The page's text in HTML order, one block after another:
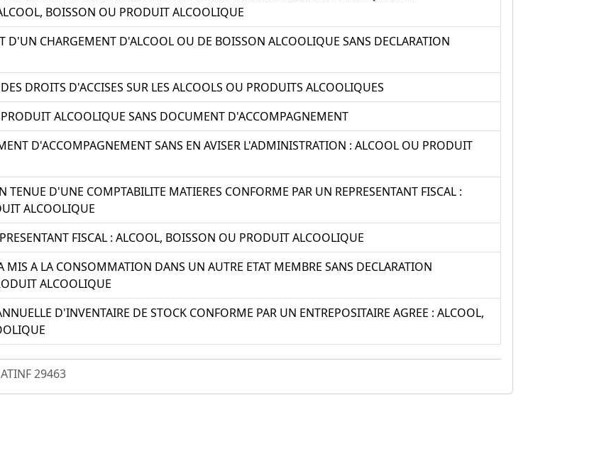
BOISSON OU PRODUIT ALCOOLIQUE
D'UN CHARGEMENT D'ALCOOL OU DE BOISSON ALCOOLIQUE SANS DECLARATION
DROITS D'ACCISES SUR LES ALCOOLS OU PRODUITS ALCOOLIQUES
ALCOOLIQUE SANS DOCUMENT D'ACCOMPAGNEMENT
D'ACCOMPAGNEMENT SANS EN AVISER L'ADMINISTRATION : ALCOOL OU PRODUIT
D'UNE COMPTABILITE MATIERES CONFORME PAR UN REPRESENTANT FISCAL :
ALCOOLIQUE
FISCAL : ALCOOL, BOISSON OU PRODUIT ALCOOLIQUE
MIS A LA CONSOMMATION DANS UN AUTRE ETAT MEMBRE SANS DECLARATION
ALCOOLIQUE
D'INVENTAIRE DE STOCK CONFORME PAR UN ENTREPOSITAIRE AGREE : ALCOOL,
29463